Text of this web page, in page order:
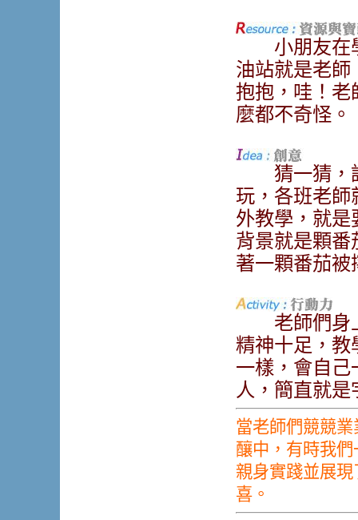
小朋友在學
油站就是老師
抱抱，哇！老
麼都不奇怪。
猜一猜，誰
玩，各班老師
外教學，就是
背景就是顆番
著一顆番茄被
老師們身上
精神十足，
一樣，會自
人，簡直就
當老師們競競
釀中，有時我
親身實踐並展
喜。